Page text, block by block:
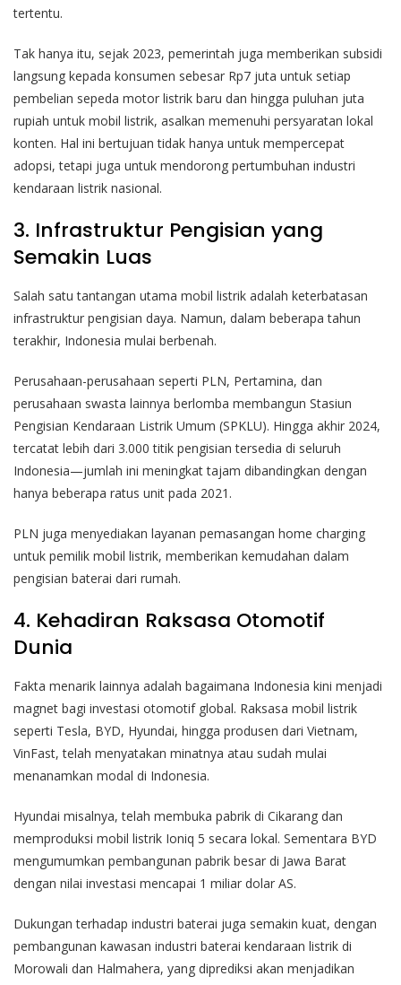
tertentu.
Tak hanya itu, sejak 2023, pemerintah juga memberikan subsidi
langsung kepada konsumen sebesar Rp7 juta untuk setiap
pembelian sepeda motor listrik baru dan hingga puluhan juta
rupiah untuk mobil listrik, asalkan memenuhi persyaratan lokal
konten. Hal ini bertujuan tidak hanya untuk mempercepat
adopsi, tetapi juga untuk mendorong pertumbuhan industri
kendaraan listrik nasional.
3. Infrastruktur Pengisian yang
Semakin Luas
Salah satu tantangan utama mobil listrik adalah keterbatasan
infrastruktur pengisian daya. Namun, dalam beberapa tahun
terakhir, Indonesia mulai berbenah.
Perusahaan-perusahaan seperti PLN, Pertamina, dan
perusahaan swasta lainnya berlomba membangun Stasiun
Pengisian Kendaraan Listrik Umum (SPKLU). Hingga akhir 2024,
tercatat lebih dari 3.000 titik pengisian tersedia di seluruh
Indonesia—jumlah ini meningkat tajam dibandingkan dengan
hanya beberapa ratus unit pada 2021.
PLN juga menyediakan layanan pemasangan home charging
untuk pemilik mobil listrik, memberikan kemudahan dalam
pengisian baterai dari rumah.
4. Kehadiran Raksasa Otomotif
Dunia
Fakta menarik lainnya adalah bagaimana Indonesia kini menjadi
magnet bagi investasi otomotif global. Raksasa mobil listrik
seperti Tesla, BYD, Hyundai, hingga produsen dari Vietnam,
VinFast, telah menyatakan minatnya atau sudah mulai
menanamkan modal di Indonesia.
Hyundai misalnya, telah membuka pabrik di Cikarang dan
memproduksi mobil listrik Ioniq 5 secara lokal. Sementara BYD
mengumumkan pembangunan pabrik besar di Jawa Barat
dengan nilai investasi mencapai 1 miliar dolar AS.
Dukungan terhadap industri baterai juga semakin kuat, dengan
pembangunan kawasan industri baterai kendaraan listrik di
Morowali dan Halmahera, yang diprediksi akan menjadikan